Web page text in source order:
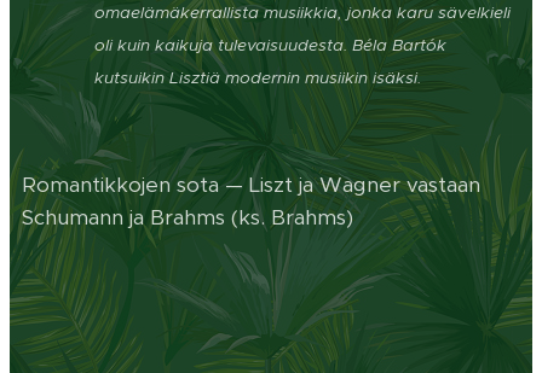
omaelämäkerrallista musiikkia, jonka karu sävelkieli
oli kuin kaikuja tulevaisuudesta. Béla Bartók
kutsuikin Lisztiä modernin musiikin isäksi.
Romantikkojen sota — Liszt ja Wagner vastaan
Schumann ja Brahms (ks. Brahms)